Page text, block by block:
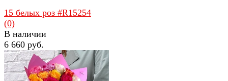
15 белых роз #R15254
(0)
В наличии
6 660 руб.